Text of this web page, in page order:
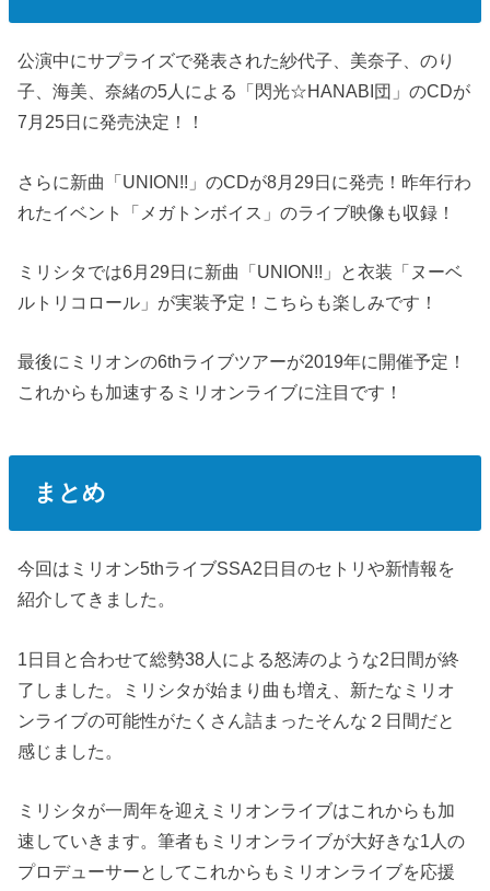
公演中にサプライズで発表された紗代子、美奈子、のり
子、海美、奈緒の5人による「閃光☆HANABI団」のCDが
7月25日に発売決定！！
さらに新曲「UNION!!」のCDが8月29日に発売！昨年行わ
れたイベント「メガトンボイス」のライブ映像も収録！
ミリシタでは6月29日に新曲「UNION!!」と衣装「ヌーベ
ルトリコロール」が実装予定！こちらも楽しみです！
最後にミリオンの6thライブツアーが2019年に開催予定！
これからも加速するミリオンライブに注目です！
まとめ
今回はミリオン5thライブSSA2日目のセトリや新情報を
紹介してきました。
1日目と合わせて総勢38人による怒涛のような2日間が終
了しました。ミリシタが始まり曲も増え、新たなミリオ
ンライブの可能性がたくさん詰まったそんな２日間だと
感じました。
ミリシタが一周年を迎えミリオンライブはこれからも加
速していきます。筆者もミリオンライブが大好きな1人の
プロデューサーとしてこれからもミリオンライブを応援